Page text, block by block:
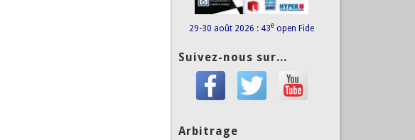
29-30 août 2026 : 43e open Fide
Suivez-nous sur...
Arbitrage